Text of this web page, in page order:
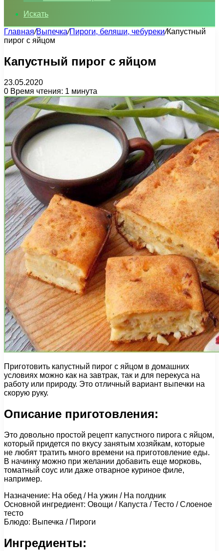
Искать
Главная/Выпечка/Пироги, беляши, чебуреки/Капустный
пирог с яйцом
Капустный пирог с яйцом
23.05.2020
0 Время чтения: 1 минута
Приготовить капустный пирог с яйцом в домашних
условиях можно как на завтрак, так и для перекуса на
работу или природу. Это отличный вариант выпечки на
скорую руку.
Описание приготовления:
Это довольно простой рецепт капустного пирога с яйцом,
который придется по вкусу занятым хозяйкам, которые
не любят тратить много времени на приготовление еды.
В начинку можно при желании добавить еще морковь,
томатный соус или даже отварное куриное филе,
например.
Назначение: На обед / На ужин / На полдник
Основной ингредиент: Овощи / Капуста / Тесто / Слоеное
тесто
Блюдо: Выпечка / Пироги
Ингредиенты: